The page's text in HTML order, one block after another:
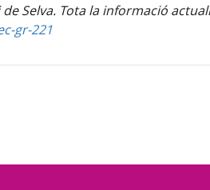
Selva. Tota la informació
gr-221